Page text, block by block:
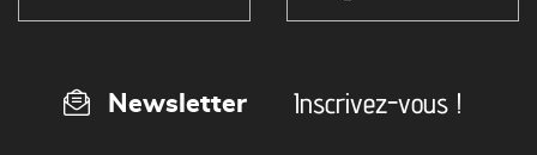
Newsletter Inscrivez-vous !